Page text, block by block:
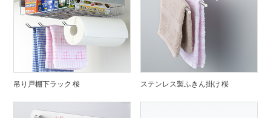
吊り戸棚下ラック 桜 ステンレス製ふきん掛け 桜